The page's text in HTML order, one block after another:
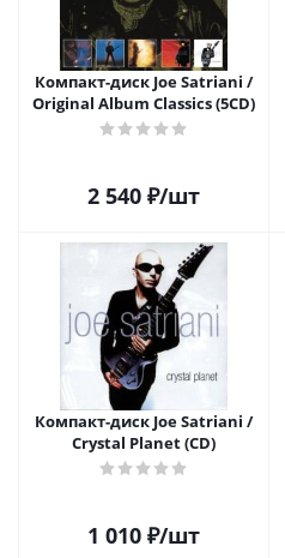
Компакт-диск Joe Satriani /
Original Album Classics (5CD)
2 540 ₽/шт
Компакт-диск Joe Satriani /
Crystal Planet (CD)
1 010 ₽/шт